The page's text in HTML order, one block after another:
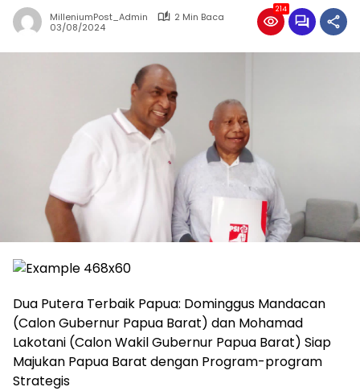
MilleniumPost_Admin
2 Min Baca
03/08/2024
214
Dua Putera Terbaik Papua: Dominggus Mandacan
(Calon Gubernur Papua Barat) dan Mohamad
Lakotani (Calon Wakil Gubernur Papua Barat) Siap
Majukan Papua Barat dengan Program-program
Strategis